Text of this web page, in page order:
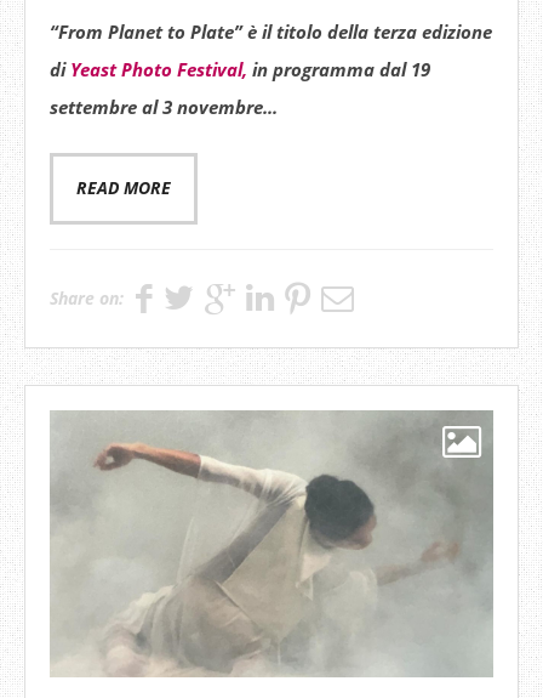
“From Planet to Plate”è il titolo della terza edizione
di Yeast Photo Festival, in programma dal 19
settembre al 3 novembre...
READ MORE
Share on: